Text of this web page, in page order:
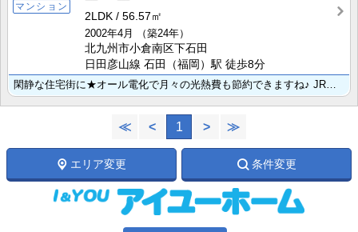
マンション
2LDK
56.57㎡
2002年4月
（築24年）
北九州市小倉南区下石田
日田彦山線 石田（福岡）駅 徒歩8分
閑静な住宅街に★オール電化で月々の光熱費も節約できますね♪ JR石田駅まで徒歩９分☆
≪ < 1 > ≫
エリア変更 条件変更